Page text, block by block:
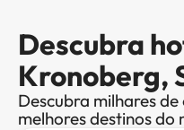
Descubra
Kronoberg,
Descubra milhares
melhores destinos do